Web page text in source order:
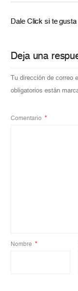
Dale Click si te gusta
Deja una
Tu dirección de correo
obligatorios están
Comentario *
Nombre *